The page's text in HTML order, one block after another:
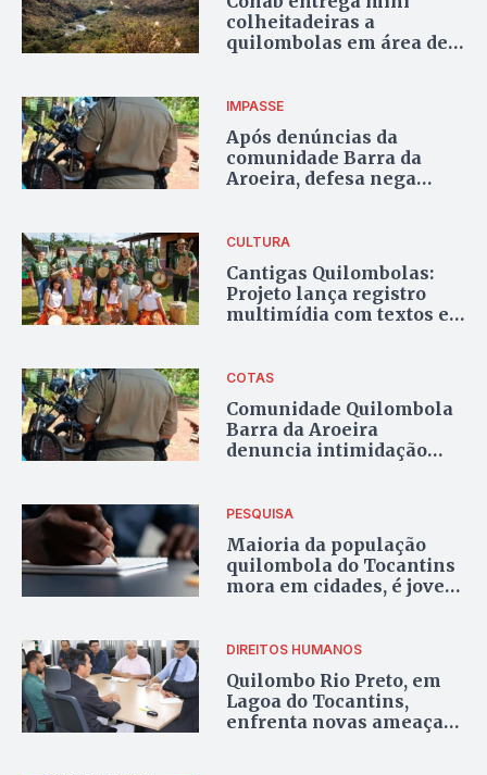
colheitadeiras a
quilombolas em área de
IMPASSE
Após denúncias da
comunidade Barra da
Aroeira, defesa nega
quilombola
CULTURA
Cantigas Quilombolas:
Projeto lança registro
multimídia com textos e
Barra do Aroeira
COTAS
Comunidade Quilombola
Barra da Aroeira
denuncia intimidação
PESQUISA
Maioria da população
quilombola do Tocantins
mora em cidades, é jovem
2022
DIREITOS HUMANOS
Quilombo Rio Preto, em
Lagoa do Tocantins,
enfrenta novas ameaças